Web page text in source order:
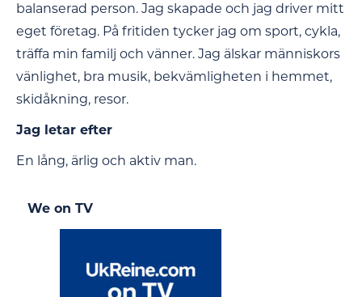
balanserad person. Jag skapade och jag driver mitt
eget företag. På fritiden tycker jag om sport, cykla,
träffa min familj och vänner. Jag älskar människors
vänlighet, bra musik, bekvämligheten i hemmet,
skidåkning, resor.
Jag letar efter
En lång, ärlig och aktiv man.
We on TV